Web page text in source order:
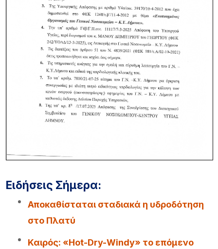
Ειδήσεις Σήμερα:
Αποκαθίσταται σταδιακά η υδροδότηση
στο Πλατύ
Καιρός: «Hot-Dry-Windy» το επόμενο